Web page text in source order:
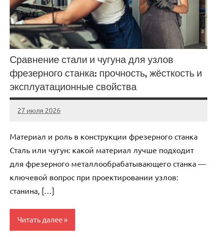
Сравнение стали и чугуна для узлов
фрезерного станка: прочность, жёсткость и
эксплуатационные свойства
27 июля 2026
Avtor
Нет
Материал и роль в конструкции фрезерного станка
Сталь или чугун: какой материал лучше подходит
для фрезерного металлообрабатывающего станка —
ключевой вопрос при проектировании узлов:
станина, […]
Читать далее